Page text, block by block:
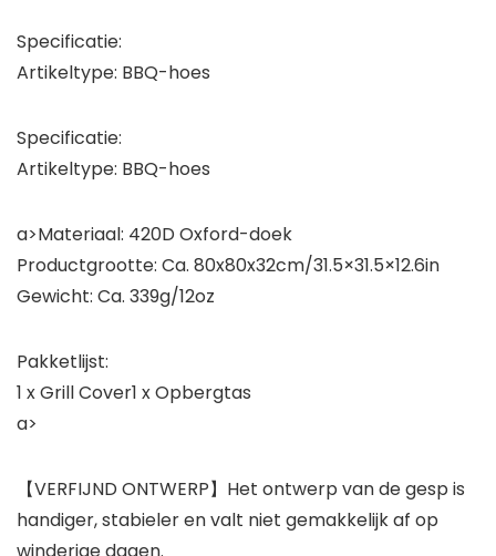
Specificatie:
Artikeltype: BBQ-hoes
Specificatie:
Artikeltype: BBQ-hoes
a>Materiaal: 420D Oxford-doek
Productgrootte: Ca. 80x80x32cm/31.5×31.5×12.6in
Gewicht: Ca. 339g/12oz
Pakketlijst:
1 x Grill Cover1 x Opbergtas
a>
【VERFIJND ONTWERP】Het ontwerp van de gesp is
handiger, stabieler en valt niet gemakkelijk af op